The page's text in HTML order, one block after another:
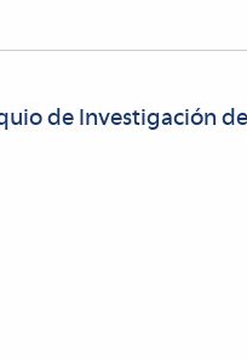
de Investigación